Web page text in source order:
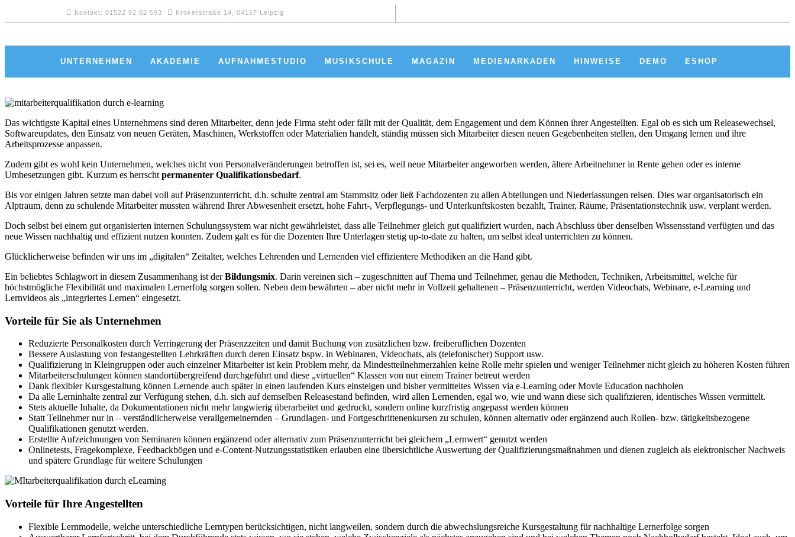
Kontakt: 01522 92 02 593 Krokerstraße 14, 04157 Leipzig
UNTERNEHMEN AKADEMIE AUFNAHMESTUDIO MUSIKSCHULE MAGAZIN MEDIENARKADEN HINWEISE DEMO ESHOP
Das wichtigste Kapital eines Unternehmens sind deren Mitarbeiter, denn jede Firma steht oder fällt mit der Qualität, dem Engagement und dem Können ihrer Angestellten. Egal ob es sich um Releasewechsel,
Softwareupdates, den Einsatz von neuen Geräten, Maschinen, Werkstoffen oder Materialien handelt, ständig müssen sich Mitarbeiter diesen neuen Gegebenheiten stellen, den Umgang lernen und ihre
Arbeitsprozesse anpassen.
Zudem gibt es wohl kein Unternehmen, welches nicht von Personalveränderungen betroffen ist, sei es, weil neue Mitarbeiter angeworben werden, ältere Arbeitnehmer in Rente gehen oder es interne
Umbesetzungen gibt. Kurzum es herrscht permanenter Qualifikationsbedarf.
Bis vor einigen Jahren setzte man dabei voll auf Präsenzunterricht, d.h. schulte zentral am Stammsitz oder ließ Fachdozenten zu allen Abteilungen und Niederlassungen reisen. Dies war organisatorisch ein
Alptraum, denn zu schulende Mitarbeiter mussten während Ihrer Abwesenheit ersetzt, hohe Fahrt-, Verpflegungs- und Unterkunftskosten bezahlt, Trainer, Räume, Präsentationstechnik usw. verplant werden.
Doch selbst bei einem gut organisierten internen Schulungssystem war nicht gewährleistet, dass alle Teilnehmer gleich gut qualifiziert wurden, nach Abschluss über denselben Wissensstand verfügten und das
neue Wissen nachhaltig und effizient nutzen konnten. Zudem galt es für die Dozenten Ihre Unterlagen stetig up-to-date zu halten, um selbst ideal unterrichten zu können.
Glücklicherweise befinden wir uns im „digitalen“ Zeitalter, welches Lehrenden und Lernenden viel effizientere Methodiken an die Hand gibt.
Ein beliebtes Schlagwort in diesem Zusammenhang ist derBildungsmix. Darin vereinen sich – zugeschnitten auf Thema und Teilnehmer, genau die Methoden, Techniken, Arbeitsmittel, welche für
höchstmögliche Flexibilität und maximalen Lernerfolg sorgen sollen. Neben dem bewährten – aber nicht mehr in Vollzeit gehaltenen – Präsenzunterricht, werden Videochats, Webinare, e-Learning und
Lernvideos als „integriertes Lernen“ eingesetzt.
Vorteile für Sie als Unternehmen
Reduzierte Personalkosten durch Verringerung der Präsenzzeiten und damit Buchung von zusätzlichen bzw. freiberuflichen Dozenten
Bessere Auslastung von festangestellten Lehrkräften durch deren Einsatz bspw. in Webinaren, Videochats, als (telefonischer) Support usw.
Qualifizierung in Kleingruppen oder auch einzelner Mitarbeiter ist kein Problem mehr, da Mindestteilnehmerzahlen keine Rolle mehr spielen und weniger Teilnehmer nicht gleich zu höheren Kosten führen
Mitarbeiterschulungen können standortübergreifend durchgeführt und diese „virtuellen“ Klassen von nur einem Trainer betreut werden
Dank flexibler Kursgestaltung können Lernende auch später in einen laufenden Kurs einsteigen und bisher vermitteltes Wissen via e-Learning oder Movie Education nachholen
Da alle Lerninhalte zentral zur Verfügung stehen, d.h. sich auf demselben Releasestand befinden, wird allen Lernenden, egal wo, wie und wann diese sich qualifizieren, identisches Wissen vermittelt.
Stets aktuelle Inhalte, da Dokumentationen nicht mehr langwierig überarbeitet und gedruckt, sondern online kurzfristig angepasst werden können
Statt Teilnehmer nur in – verständlicherweise verallgemeinernden – Grundlagen- und Fortgeschrittenenkursen zu schulen, können alternativ oder ergänzend auch Rollen- bzw. tätigkeitsbezogene
Qualifikationen genutzt werden.
Erstellte Aufzeichnungen von Seminaren können ergänzend oder alternativ zum Präsenzunterricht bei gleichem „Lernwert“ genutzt werden
Onlinetests, Fragekomplexe, Feedbackbögen und e-Content-Nutzungsstatistiken erlauben eine übersichtliche Auswertung der Qualifizierungsmaßnahmen und dienen zugleich als elektronischer Nachweis
und spätere Grundlage für weitere Schulungen
Vorteile für Ihre Angestellten
Flexible Lernmodelle, welche unterschiedliche Lerntypen berücksichtigen, nicht langweilen, sondern durch die abwechslungsreiche Kursgestaltung für nachhaltige Lernerfolge sorgen